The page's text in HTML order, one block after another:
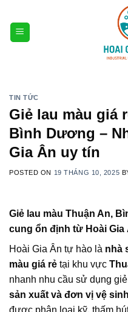
content
TIN TỨC
Giẻ lau màu giá
Bình Dương –
Gia Ân uy tín
POSTED ON 19 THÁNG 10, 2025
Giẻ lau màu Thuận An,
cung ổn định từ Hoài Gia
Hoài Gia Ân tự hào là nhà
màu giá rẻ tại khu vực
nhanh nhu cầu sử dụng
sản xuất và đơn vị vệ
được phân loại kỹ, thấm